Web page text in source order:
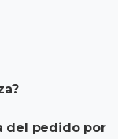
del pedido por